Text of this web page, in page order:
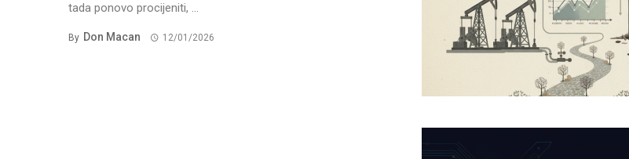
tada ponovo procijeniti, ...
By Don Macan 12/01/2026